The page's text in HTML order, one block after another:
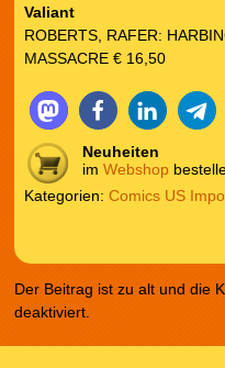
Valiant
ROBERTS, RAFER:
MASSACRE € 16,50
Neuheiten
im Webshop
Kategorien: Comics US
Der Beitrag ist zu alt und die
deaktiviert.